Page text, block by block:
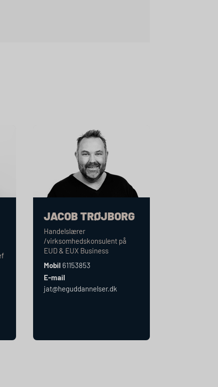
JACOB TRØJBORG
Handelslærer
/virksomhedskonsulent på
EUD& EUX Business
Mobil 61153853
E-mail
jat@heguddannelser.dk